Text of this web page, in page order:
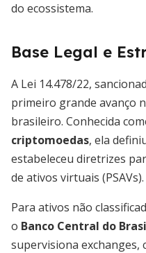
do ecossistema.
Base Legal e
A Lei 14.478/22,
primeiro grande avanço
brasileiro. Conhecida
criptomoedas, ela
estabeleceu diretrizes
de ativos virtuais (PSAVs).
Para ativos não
o Banco Central do
supervisiona exchanges,